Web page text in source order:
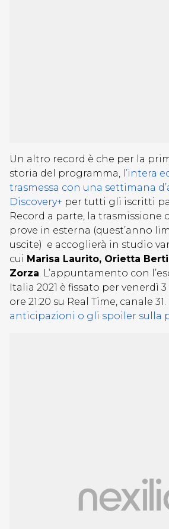
Un altro record è che per la
storia del programma, l’intera
trasmessa con una settimana
Discovery+ per tutti gli iscritti
Record a parte, la trasmissione
prove in esterna (quest’anno
uscite) e accoglierà in studio
cui Marisa Laurito, Orietta Berti
Zorza. L’appuntamento con
Italia 2021 è fissato per venerdì
ore 21:20 su Real Time, canale 31.
anticipazioni o gli spoiler sulla